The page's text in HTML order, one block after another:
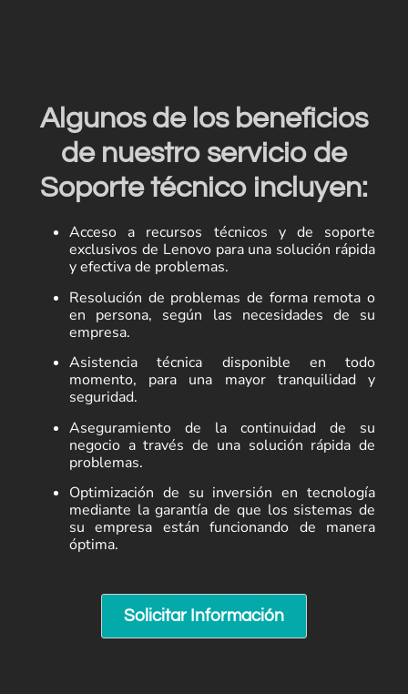
Algunos de los beneficios
de nuestro servicio de
Soporte técnico incluyen:
Acceso a recursos técnicos y de soporte
exclusivos de Lenovo para una solución rápida
y efectiva de problemas.
Resolución de problemas de forma remota o
en persona, según las necesidades de su
empresa.
Asistencia técnica disponible en todo
momento, para una mayor tranquilidad y
seguridad.
Aseguramiento de la continuidad de su
negocio a través de una solución rápida de
problemas.
Optimización de su inversión en tecnología
mediante la garantía de que los sistemas de
su empresa están funcionando de manera
óptima.
Solicitar Información